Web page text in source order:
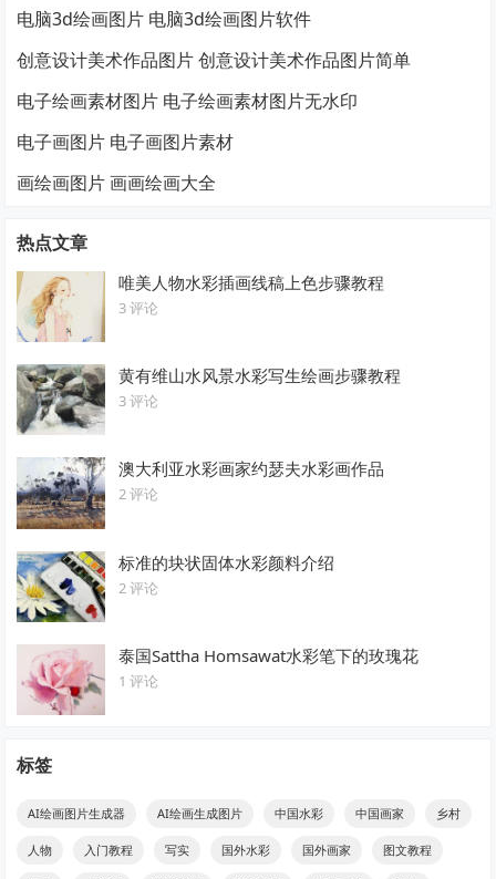
电脑3d绘画图片 电脑3d绘画图片软件
创意设计美术作品图片 创意设计美术作品图片简单
电子绘画素材图片 电子绘画素材图片无水印
电子画图片 电子画图片素材
画绘画图片 画画绘画大全
热点文章
唯美人物水彩插画线稿上色步骤教程
3 评论
黄有维山水风景水彩写生绘画步骤教程
3 评论
澳大利亚水彩画家约瑟夫水彩画作品
2 评论
标准的块状固体水彩颜料介绍
2 评论
泰国Sattha Homsawat水彩笔下的玫瑰花
1 评论
标签
AI绘画图片生成器 AI绘画生成图片 中国水彩 中国画家 乡村
人物 入门教程 写实 国外水彩 国外画家 图文教程